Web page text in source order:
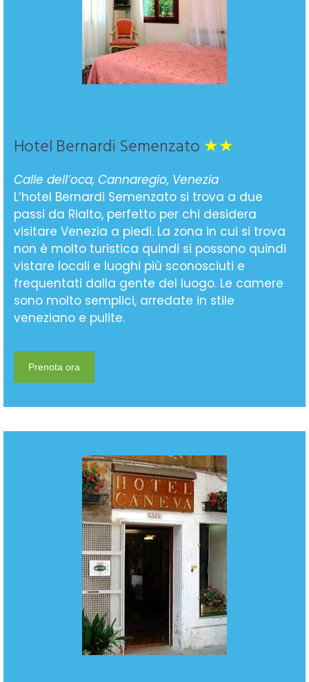
Hotel Bernardi Semenzato ★★
Calle dell’oca, Cannaregio, Venezia
L’hotel Bernardi Semenzato si trova a due
passi da Rialto, perfetto per chi desidera
visitare Venezia a piedi. La zona in cui si trova
non è molto turistica quindi si possono quindi
vistare locali e luoghi più sconosciuti e
frequentati dalla gente del luogo. Le camere
sono molto semplici, arredate in stile
veneziano e pulite.
Prenota ora